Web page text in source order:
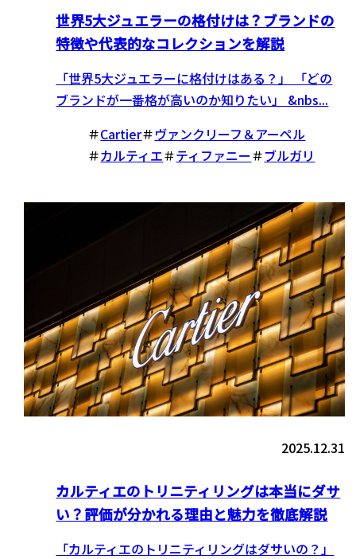
世界5大ジュエラーの格付けは？ブランドの
特徴や代表的なコレクションを解説
「世界5大ジュエラーに格付けはある？」 「どの
ブランドが一番格が高いのか知りたい」 &nbs...
＃Cartier＃ヴァンクリーフ＆アーペル
＃カルティエ＃ティファニー＃ブルガリ
2025.12.31
カルティエのトリニティリングは本当にダサ
い？評価が分かれる理由と魅力を徹底解説
「カルティエのトリニティリングはダサいの？」